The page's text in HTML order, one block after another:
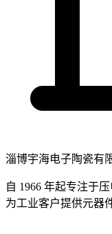
淄博宇海电子陶瓷有
自 1966 年起专注于
为工业客户提供元器